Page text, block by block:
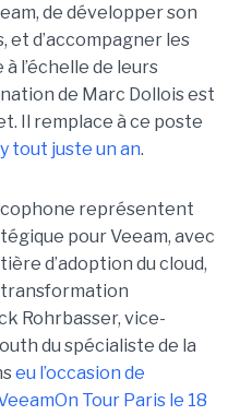
de développer son
d’accompagner les
l’échelle de leurs
de Marc Dollois est
Il remplace à ce poste
tout juste un an.
représentent
pour Veeam, avec
d’adoption du cloud,
transformation
Rohrbasser, vice-
du spécialiste de la
eu l’occasion de
Tour Paris le 18